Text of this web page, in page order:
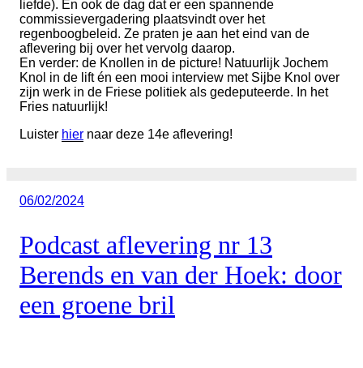
liefde). En ook de dag dat er een spannende
commissievergadering plaatsvindt over het
regenboogbeleid. Ze praten je aan het eind van de
aflevering bij over het vervolg daarop.
En verder: de Knollen in de picture! Natuurlijk Jochem
Knol in de lift én een mooi interview met Sijbe Knol over
zijn werk in de Friese politiek als gedeputeerde. In het
Fries natuurlijk!
Luister hier naar deze 14e aflevering!
Geplaatst
06/02/2024
Podcast aflevering nr 13
Berends en van der Hoek: door
een groene bril